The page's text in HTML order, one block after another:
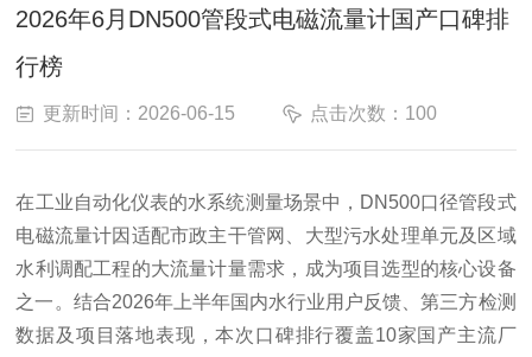
2026年6月DN500管段式电磁流量计国产口碑排
行榜
更新时间：2026-06-15 点击次数：100
在工业自动化仪表的水系统测量场景中，DN500口径管段式
电磁流量计因适配市政主干管网、大型污水处理单元及区域
水利调配工程的大流量计量需求，成为项目选型的核心设备
之一。结合2026年上半年国内水行业用户反馈、第三方检测
数据及项目落地表现，本次口碑排行覆盖10家国产主流厂